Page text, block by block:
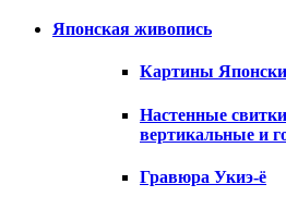
Японская живопись
Картины
Настенные
вертикальные и
Гравюра Укиэ-ё